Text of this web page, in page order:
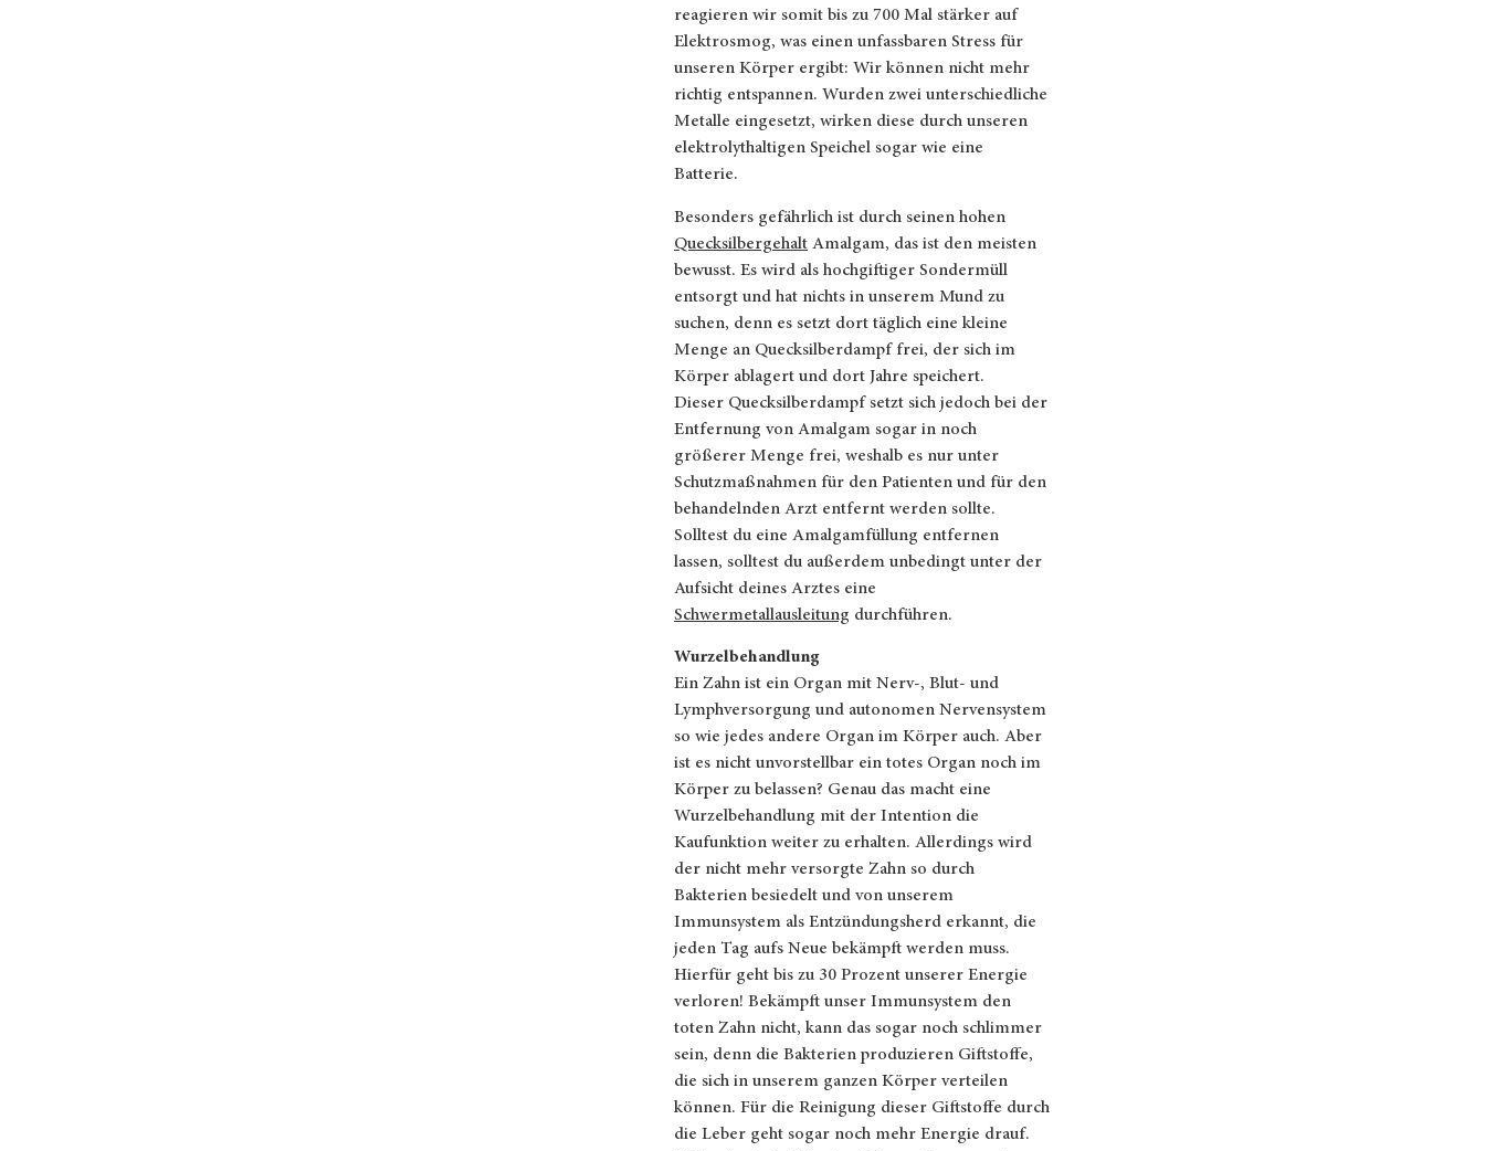
reagieren wir somit bis zu 700 Mal stärker auf
Elektrosmog, was einen unfassbaren Stress für
unseren Körper ergibt: Wir können nicht mehr
richtig entspannen. Wurden zwei unterschiedliche
Metalle eingesetzt, wirken diese durch unseren
elektrolythaltigen Speichel sogar wie eine
Batterie.
Besonders gefährlich ist durch seinen hohen
Quecksilbergehalt Amalgam, das ist den meisten
bewusst. Es wird als hochgiftiger Sondermüll
entsorgt und hat nichts in unserem Mund zu
suchen, denn es setzt dort täglich eine kleine
Menge an Quecksilberdampf frei, der sich im
Körper ablagert und dort Jahre speichert.
Dieser Quecksilberdampf setzt sich jedoch bei der
Entfernung von Amalgam sogar in noch
größerer Menge frei, weshalb es nur unter
Schutzmaßnahmen für den Patienten und für den
behandelnden Arzt entfernt werden sollte.
Solltest du eine Amalgamfüllung entfernen
lassen, solltest du außerdem unbedingt unter der
Aufsicht deines Arztes eine
Schwermetallausleitung durchführen.
Wurzelbehandlung
Ein Zahn ist ein Organ mit Nerv-, Blut- und
Lymphversorgung und autonomen Nervensystem
so wie jedes andere Organ im Körper auch. Aber
ist es nicht unvorstellbar ein totes Organ noch im
Körper zu belassen? Genau das macht eine
Wurzelbehandlung mit der Intention die
Kaufunktion weiter zu erhalten. Allerdings wird
der nicht mehr versorgte Zahn so durch
Bakterien besiedelt und von unserem
Immunsystem als Entzündungsherd erkannt, die
jeden Tag aufs Neue bekämpft werden muss.
Hierfür geht bis zu 30 Prozent unserer Energie
verloren! Bekämpft unser Immunsystem den
toten Zahn nicht, kann das sogar noch schlimmer
sein, denn die Bakterien produzieren Giftstoffe,
die sich in unserem ganzen Körper verteilen
können. Für die Reinigung dieser Giftstoffe durch
die Leber geht sogar noch mehr Energie drauf.